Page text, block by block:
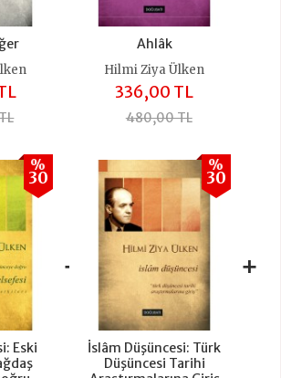
Ahlâk
Hilmi Ziya Ülken
336,00 TL
480,00 TL
Eski
%
30
+
İslâm Düşüncesi: Türk
Düşüncesi Tarihi
%
30
+